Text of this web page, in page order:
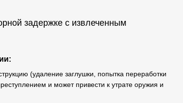
(удаление заглушки, попытка переработки
и может привести к утрате оружия и